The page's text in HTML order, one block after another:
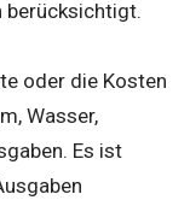
berücksichtigt.
oder die Kosten
Wasser,
Es ist